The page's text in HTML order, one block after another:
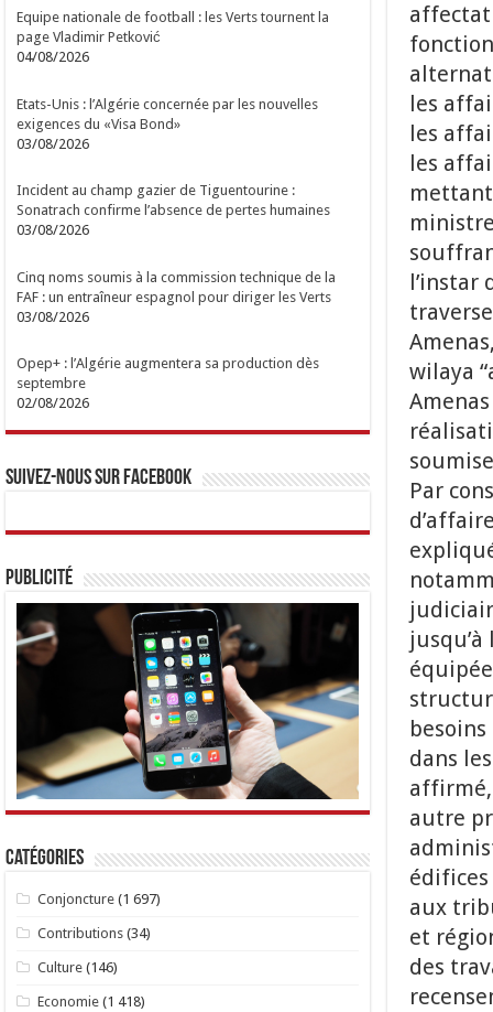
les
les
les
mettant
l’instar
wilaya
Par
dans
affirmé,
autre
aux
et
des
Equipe nationale de football : les Verts tournent la
page Vladimir Petković
04/08/2026
Etats-Unis : l’Algérie concernée par les nouvelles
exigences du «Visa Bond»
03/08/2026
Incident au champ gazier de Tiguentourine :
Sonatrach confirme l’absence de pertes humaines
03/08/2026
Cinq noms soumis à la commission technique de la
FAF : un entraîneur espagnol pour diriger les Verts
03/08/2026
Opep+ : l’Algérie augmentera sa production dès
septembre
02/08/2026
Suivez-nous sur Facebook
Publicité
Catégories
Conjoncture (1 697)
Contributions (34)
Culture (146)
Economie (1 418)